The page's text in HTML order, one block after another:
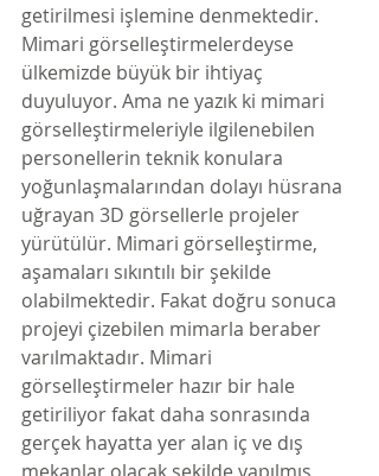
getirilmesi işlemine denmektedir.
Mimari görselleştirmelerdeyse
ülkemizde büyük bir ihtiyaç
duyuluyor. Ama ne yazık ki mimari
görselleştirmeleriyle ilgilenebilen
personellerin teknik konulara
yoğunlaşmalarından dolayı hüsrana
uğrayan 3D görsellerle projeler
yürütülür. Mimari görselleştirme,
aşamaları sıkıntılı bir şekilde
olabilmektedir. Fakat doğru sonuca
projeyi çizebilen mimarla beraber
varılmaktadır. Mimari
görselleştirmeler hazır bir hale
getiriliyor fakat daha sonrasında
gerçek hayatta yer alan iç ve dış